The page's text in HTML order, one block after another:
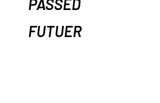
PASSED
FUTUER